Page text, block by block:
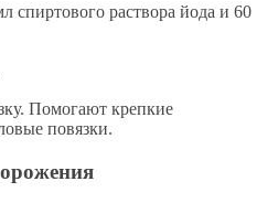
спиртового раствора йода и 60
Помогают крепкие
повязки.